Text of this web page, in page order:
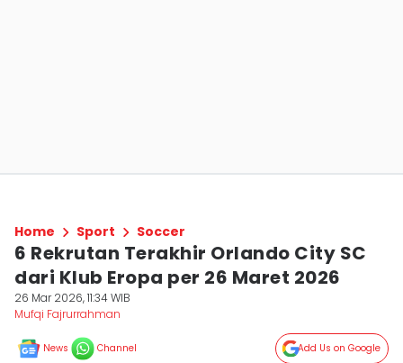
Home Sport Soccer
6 Rekrutan Terakhir Orlando City SC
dari Klub Eropa per 26 Maret 2026
26 Mar 2026, 11:34 WIB
Mufqi Fajrurrahman
News Channel Add Us on Google